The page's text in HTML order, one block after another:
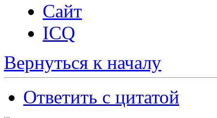
Сайт
ICQ
Вернуться к началу
Ответить с цитатой